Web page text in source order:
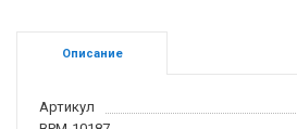
Описание
Артикул